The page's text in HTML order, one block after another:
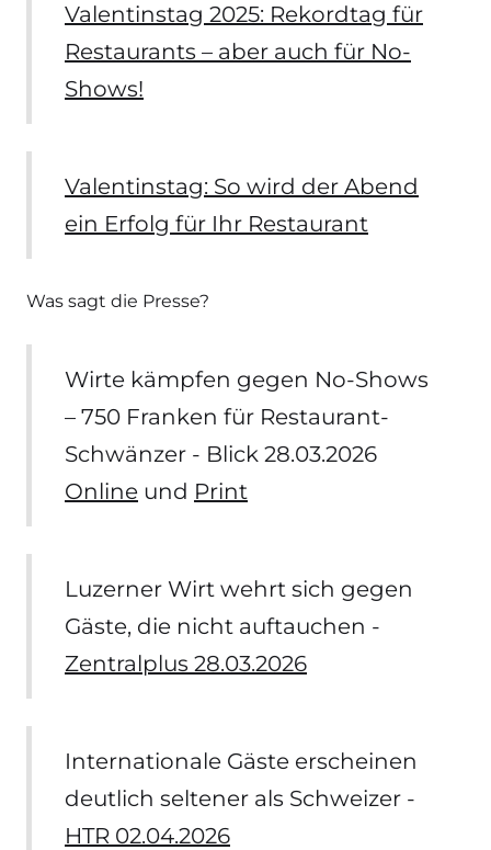
Valentinstag 2025: Rekordtag für
Restaurants – aber auch für No-
Shows!
Valentinstag: So wird der Abend
ein Erfolg für Ihr Restaurant
Was sagt die Presse?
Wirte kämpfen gegen No-Shows
– 750 Franken für Restaurant-
Schwänzer - Blick 28.03.2026
Online und Print
Luzerner Wirt wehrt sich gegen
Gäste, die nicht auftauchen -
Zentralplus 28.03.2026
Internationale Gäste erscheinen
deutlich seltener als Schweizer -
HTR 02.04.2026